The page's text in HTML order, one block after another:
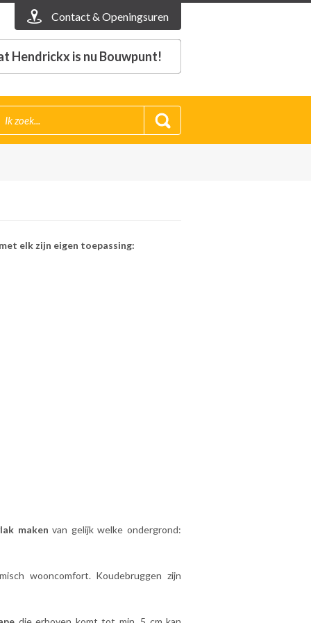
Contact & Openingsuren
Hendrickx is nu Bouwpunt!
elk zijn eigen toepassing:
maken van gelijk welke ondergrond:
wooncomfort. Koudebruggen zijn